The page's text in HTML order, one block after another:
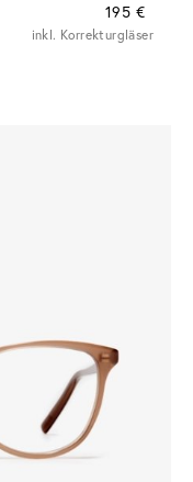
195 €
inkl. Korrekturgläser